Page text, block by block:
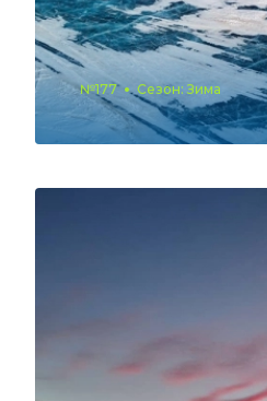
№177 Сезон: Зима